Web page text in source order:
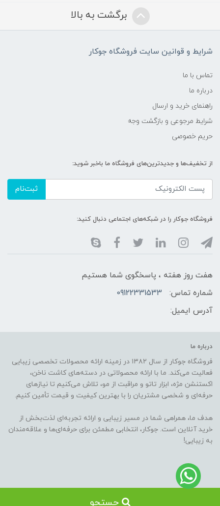
برگشت به بالا
شرایط و قوانین سایت فروشگاه جوکار
تماس با ما
درباره ما
راهنمای خرید و ارسال
شرایط مرجوعی و بازگشت وجه
حریم خصوصی
از تخفیف‌ها و جدیدترین‌های فروشگاه ما باخبر شوید:
ثبت‌نام
فروشگاه جوکار را در شبکه‌های اجتماعی دنبال کنید:
هفت روز هفته ، پاسخگوی شما هستیم
شماره تماس:
09122331533
آدرس ایمیل:
درباره ما
فروشگاه جوکار از سال ۱۳۸۲ در زمینه ارائه محصولات تخصصی زیبایی
فعالیت می‌کند. ما با ارائه محصولاتی در دسته‌های کاشت ناخن،
اکستنشن مژه، ابزار تاتو و مراقبت از مو، تلاش می‌کنیم تا نیازهای
حرفه‌ای و شخصی مشتریان را با بهترین کیفیت و قیمت تأمین کنیم.
هدف ما، همراهی شما در مسیر زیبایی و ارائه تجربه‌ای لذت‌بخش از
خرید آنلاین است. جوکار، انتخابی مطمئن برای حرفه‌ای‌ها و علاقه‌مندان
به زیبایی!
ساخت فروشگاه توسطسایت پرتال